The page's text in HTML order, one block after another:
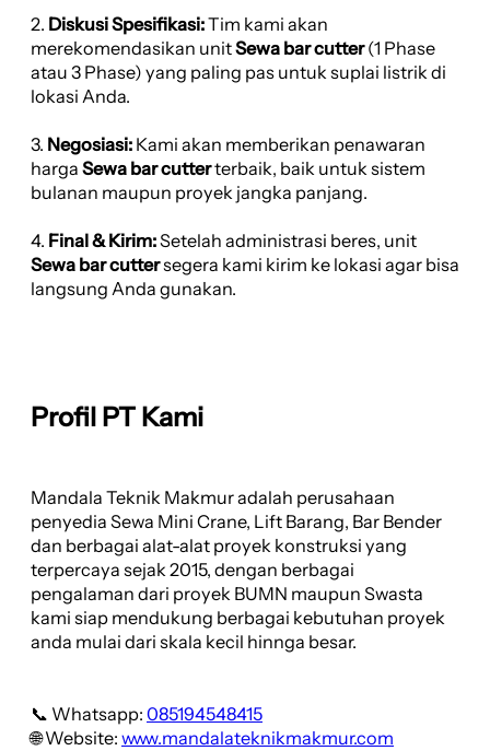
2. Diskusi Spesifikasi:Tim kami akan
merekomendasikan unitSewa bar cutter(1 Phase
atau 3 Phase) yang paling pas untuk suplai listrik di
lokasi Anda.
3. Negosiasi: Kami akan memberikan penawaran
harga Sewa bar cutterterbaik, baik untuk sistem
bulanan maupun proyek jangka panjang.
4. Final & Kirim:Setelah administrasi beres, unit
Sewa bar cuttersegera kami kirim ke lokasi agar bisa
langsung Anda gunakan.
Profil PT Kami
Mandala Teknik Makmur adalah perusahaan
penyedia Sewa Mini Crane, Lift Barang, Bar Bender
dan berbagai alat-alat proyek konstruksi yang
terpercaya sejak 2015, dengan berbagai
pengalaman dari proyek BUMN maupun Swasta
kami siap mendukung berbagai kebutuhan proyek
anda mulai dari skala kecil hinnga besar.
📞 Whatsapp: 085194548415
🌐 Website: www.mandalateknikmakmur.com